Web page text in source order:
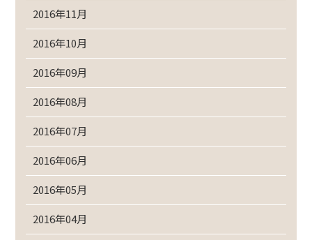
2016年11月
2016年10月
2016年09月
2016年08月
2016年07月
2016年06月
2016年05月
2016年04月